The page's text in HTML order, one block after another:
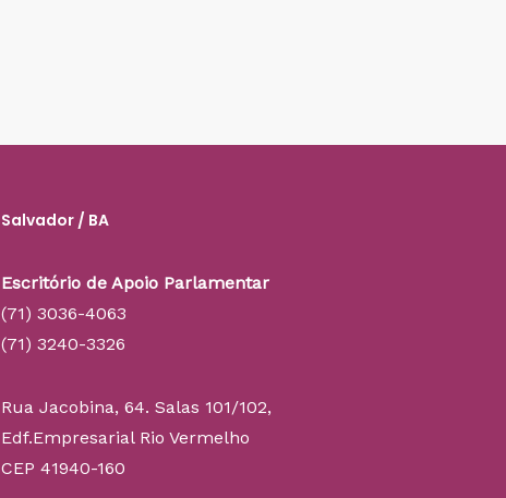
Salvador / BA
Escritório de Apoio Parlamentar
(71) 3036-4063
(71) 3240-3326
Rua Jacobina, 64. Salas 101/102,
Edf.Empresarial Rio Vermelho
CEP 41940-160